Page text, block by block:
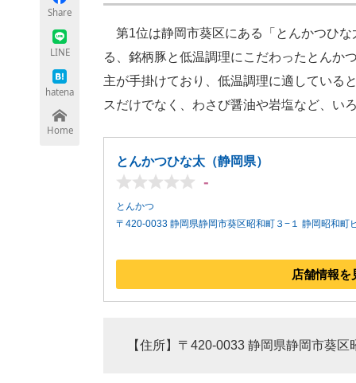
Share
LINE
hatena
Home
第1位は静岡市葵区にある「とんかつひ
る、銘柄豚と低温調理にこだわったとんか
主が手掛けており、低温調理に適している
スだけでなく、わさび醤油や岩塩など、い
とんかつひな太（静岡県）
-
とんかつ
〒420-0033 静岡県静岡市葵区昭和町３−１ 静岡昭和町
店舗情報を
【住所】〒420-0033 静岡県静岡市葵